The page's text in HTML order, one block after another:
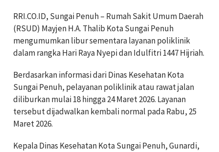
RRI.CO.ID, Sungai Penuh – Rumah Sakit Umum Daerah
(RSUD) Mayjen H.A. Thalib Kota Sungai Penuh
mengumumkan libur sementara layanan poliklinik
dalam rangka Hari Raya Nyepi dan Idulfitri 1447 Hijriah.
Berdasarkan informasi dari Dinas Kesehatan Kota
Sungai Penuh, pelayanan poliklinik atau rawat jalan
diliburkan mulai 18 hingga 24 Maret 2026. Layanan
tersebut dijadwalkan kembali normal pada Rabu, 25
Maret 2026.
Kepala Dinas Kesehatan Kota Sungai Penuh, Gunardi,